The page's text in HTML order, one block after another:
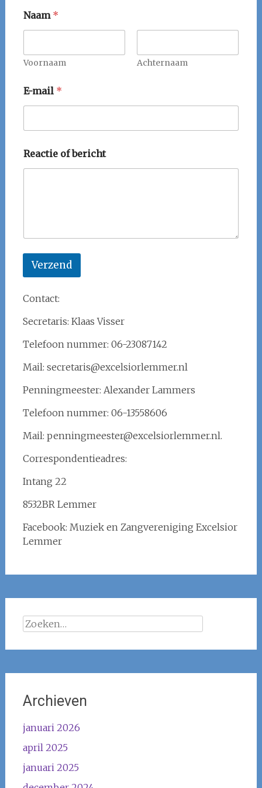
Naam *
Voornaam Achternaam
E-mail *
Reactie of bericht
Verzend
Contact:
Secretaris: Klaas Visser
Telefoon nummer: 06-23087142
Mail: secretaris@excelsiorlemmer.nl
Penningmeester: Alexander Lammers
Telefoon nummer: 06-13558606
Mail: penningmeester@excelsiorlemmer.nl.
Correspondentieadres:
Intang 22
8532BR Lemmer
Facebook: Muziek en Zangvereniging Excelsior
Lemmer
Zoeken
Archieven
januari 2026
april 2025
januari 2025